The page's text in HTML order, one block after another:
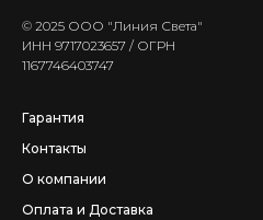
© 2025 ООО "Линия Света"
ИНН 9717023657 / ОГРН
1167746403747
Гарантия
Контакты
О компании
Оплата и Доставка